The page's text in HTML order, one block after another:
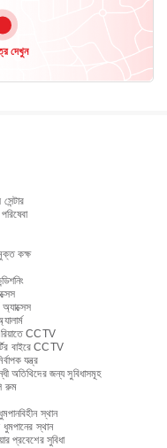
দেখুন
পরিষেবা
কক্ষ
অ্যাক্সেস
CCTV
বাইরে CCTV
যন্ত্র
অতিথিদের জন্য সুবিধাসমূহ
রুম
স্থান
ধুমপানের স্থান
প্রবেশের সুবিধা